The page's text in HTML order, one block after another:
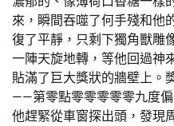
來，瞬間吞噬了何手殘和他
復了平靜，只剩下獨角獸雕
一陣天旋地轉，等他回過神
貼滿了巨大獎狀的牆壁上。
——第零點零零零零零九度
他趕緊從車窗探出頭，發現